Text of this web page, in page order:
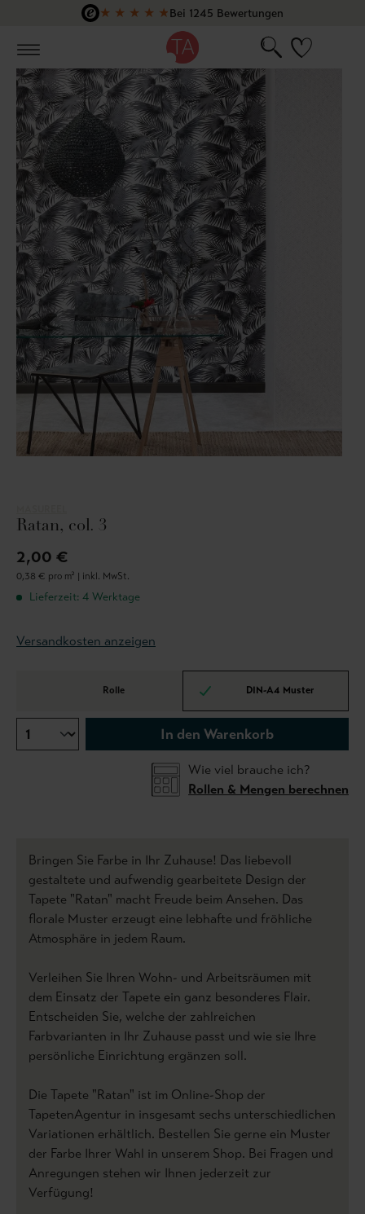
Zum Hauptinhalt springen
★ ★ ★ ★ ★Bei 1245 Bewertungen
Ratan, col. 3
2,00 €
0,38 € pro m² | inkl. MwSt.
Lieferzeit: 4 Werktage
Versandkosten anzeigen
Rolle DIN-A4 Muster
In den Warenkorb
Wie viel brauche ich?
Rollen & Mengen berechnen
Bringen Sie Farbe in Ihr Zuhause! Das liebevoll
gestaltete und aufwendig gearbeitete Design der
Tapete "Ratan" macht Freude beim Ansehen. Das
florale Muster erzeugt eine lebhafte und fröhliche
Atmosphäre in jedem Raum.
Verleihen Sie Ihren Wohn- und Arbeitsräumen mit
dem Einsatz der Tapete ein ganz besonderes Flair.
Entscheiden Sie, welche der zahlreichen
Farbvarianten in Ihr Zuhause passt und wie sie Ihre
persönliche Einrichtung ergänzen soll.
Die Tapete "Ratan" ist im Online-Shop der
TapetenAgentur in insgesamt sechs unterschiedlichen
Variationen erhältlich. Bestellen Sie gerne ein Muster
der Farbe Ihrer Wahl in unserem Shop. Bei Fragen und
Anregungen stehen wir Ihnen jederzeit zur
Verfügung!